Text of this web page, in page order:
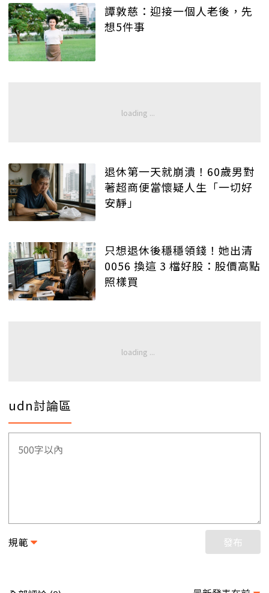
譚敦慈：迎接一個人老後，先
想5件事
退休第一天就崩潰！60歲男對
著超商便當懷疑人生「一切好
安靜」
只想退休後穩穩領錢！她出清
0056 換這 3 檔好股：股價高點
照樣買
udn討論區
規範 發布